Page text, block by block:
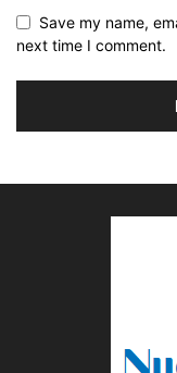
Save my name,
next time I comment.